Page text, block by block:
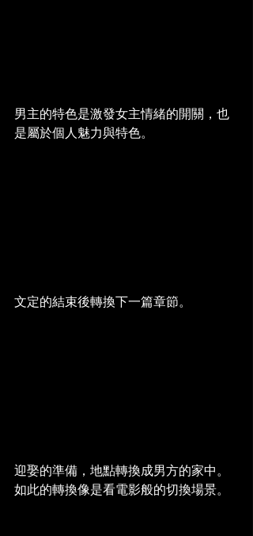
男主的特色是激發女主情緒的開關，也
是屬於個人魅力與特色。
文定的結束後轉換下一篇章節。
迎娶的準備，地點轉換成男方的家中。
如此的轉換像是看電影般的切換場景。